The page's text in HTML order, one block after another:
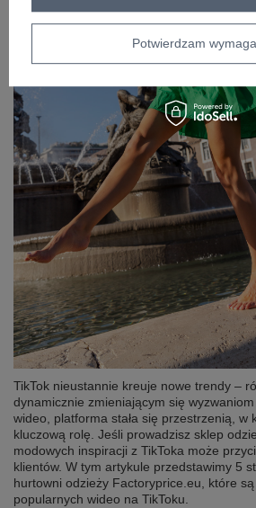
TikTok nieustannie kreuje nowe trendy –
dynamicznie zmieniającym się
wideo, platforma stała się przestrzenią, w
kluczową rolę. Jeśli prowadzisz sklep
modowych inspiracji z TikToka może
klientów. W tym artykule przedstawimy 5
hurtowni odzieży Factoryprice.eu, które
popularnych wideo na TikToku.
Potwierdzam